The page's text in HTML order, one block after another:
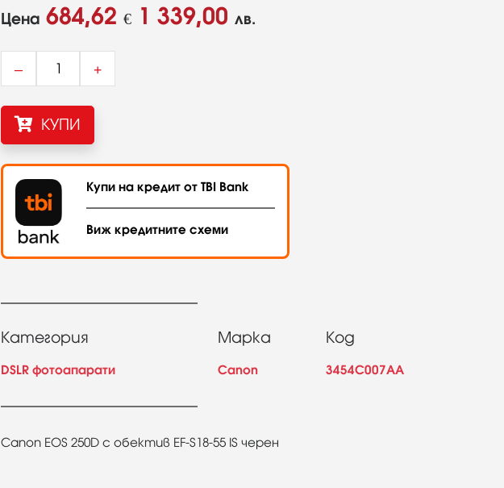
Цена 684,62 € 1 339,00 лв.
– +
КУПИ
Купи на кредит от TBI Bank
Виж кредитните схеми
Категория
DSLR фотоапарати
Марка
Canon
Код
3454C007AA
Canon EOS 250D с обектив EF-S18-55 IS черен